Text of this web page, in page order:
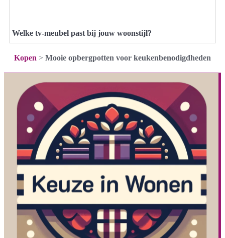
Welke tv-meubel past bij jouw woonstijl?
Kopen > Mooie opbergpotten voor keukenbenodigdheden